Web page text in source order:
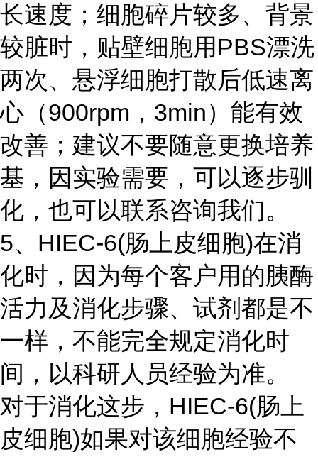
长速度；细胞碎片较多、背景
较脏时，贴壁细胞用PBS漂洗
两次、悬浮细胞打散后低速离
心（900rpm，3min）能有效
改善；建议不要随意更换培养
基，因实验需要，可以逐步驯
化，也可以联系咨询我们。
5、 HIEC-6(肠上皮细胞)在消
化时，因为每个客户用的胰酶
活力及消化步骤、试剂都是不
一样，不能完全规定消化时
间，以科研人员经验为准。
对于消化这步， HIEC-6(肠上
皮细胞)如果对该细胞经验不